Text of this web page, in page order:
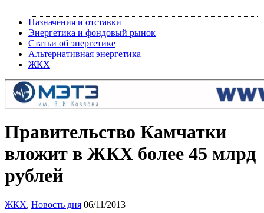
Назначения и отставки
Энергетика и фондовый рынок
Статьи об энергетике
Альтернативная энергетика
ЖКХ
Правительство Камчатки
вложит в ЖКХ более 45 млрд
рублей
ЖКХ, Новость дня 06/11/2013